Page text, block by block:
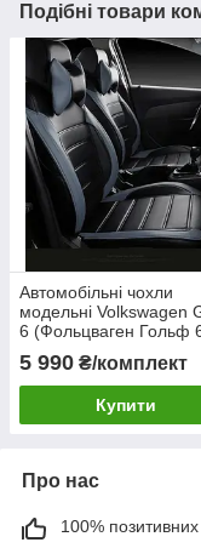
Подібні товари
Автомобільні чохли
модельні Volkswagen
6 (Фольцваген Гольф
екошкіра
5 990 ₴/комплект
Купити
Про нас
100% позитивних